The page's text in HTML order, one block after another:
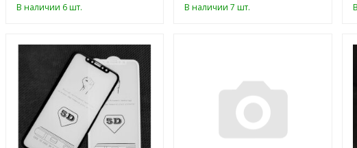
В наличии 6 шт. В наличии 7 шт.